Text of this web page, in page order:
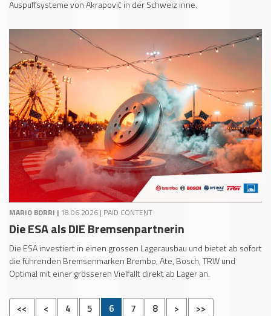
Auspuffsysteme von Akrapovič in der Schweiz inne.
MARIO BORRI | 18.06.2026 | PAID CONTENT
Die ESA als DIE Bremsenpartnerin
Die ESA investiert in einen grossen Lagerausbau und bietet ab sofort
die führenden Bremsenmarken Brembo, Ate, Bosch, TRW und
Optimal mit einer grösseren Vielfallt direkt ab Lager an.
<< < 4 5 6 7 8 > >>